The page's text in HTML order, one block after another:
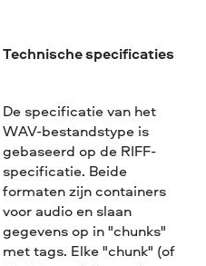
Technische specificaties
De specificatie van het
WAV-bestandstype is
gebaseerd op de RIFF-
specificatie. Beide
formaten zijn containers
voor audio en slaan
gegevens op in "chunks"
met tags. Elke "chunk" (of